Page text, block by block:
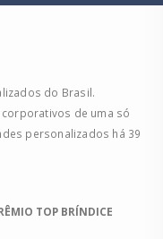
do Brasil.
de uma só
personalizados há 39
TOP BRÍNDICE